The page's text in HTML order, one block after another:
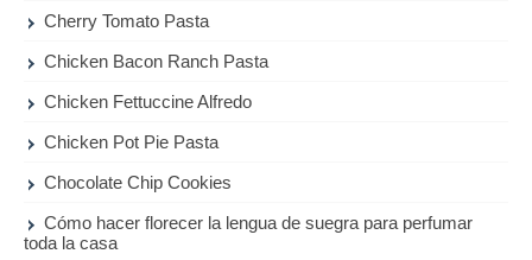
Cherry Tomato Pasta
Chicken Bacon Ranch Pasta
Chicken Fettuccine Alfredo
Chicken Pot Pie Pasta
Chocolate Chip Cookies
Cómo hacer florecer la lengua de suegra para perfumar
toda la casa